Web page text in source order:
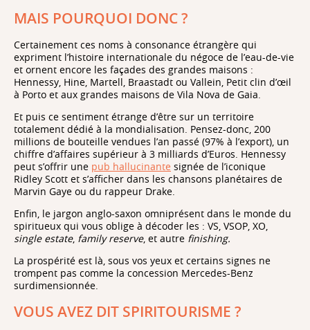
MAIS POURQUOI DONC ?
Certainement ces noms à consonance étrangère qui
expriment l’histoire internationale du négoce de l’eau-de-vie
et ornent encore les façades des grandes maisons :
Hennessy, Hine, Martell, Braastadt ou Vallein, Petit clin d’œil
à Porto et aux grandes maisons de Vila Nova de Gaia.
Et puis ce sentiment étrange d’être sur un territoire
totalement dédié à la mondialisation. Pensez-donc, 200
millions de bouteille vendues l’an passé (97% à l’export), un
chiffre d’affaires supérieur à 3 milliards d’Euros. Hennessy
peut s’offrir une pub hallucinante signée de l’iconique
Ridley Scott et s’afficher dans les chansons planétaires de
Marvin Gaye ou du rappeur Drake.
Enfin, le jargon anglo-saxon omniprésent dans le monde du
spiritueux qui vous oblige à décoder les : VS, VSOP, XO,
single estate, family reserve, et autre finishing.
La prospérité est là, sous vos yeux et certains signes ne
trompent pas comme la concession Mercedes-Benz
surdimensionnée.
VOUS AVEZ DIT SPIRITOURISME ?